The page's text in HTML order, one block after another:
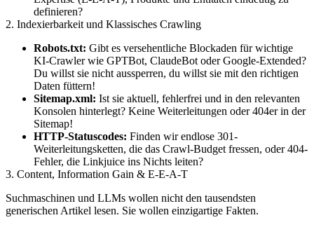
definieren?
2. Indexierbarkeit und Klassisches Crawling
Robots.txt: Gibt es versehentliche Blockaden für wichtige
KI-Crawler wie GPTBot, ClaudeBot oder Google-Extended?
Du willst sie nicht aussperren, du willst sie mit den richtigen
Daten füttern!
Sitemap.xml: Ist sie aktuell, fehlerfrei und in den relevanten
Konsolen hinterlegt? Keine Weiterleitungen oder 404er in der
Sitemap!
HTTP-Statuscodes: Finden wir endlose 301-
Weiterleitungsketten, die das Crawl-Budget fressen, oder 404-
Fehler, die Linkjuice ins Nichts leiten?
3. Content, Information Gain & E-E-A-T
Suchmaschinen und LLMs wollen nicht den tausendsten
generischen Artikel lesen. Sie wollen einzigartige Fakten.